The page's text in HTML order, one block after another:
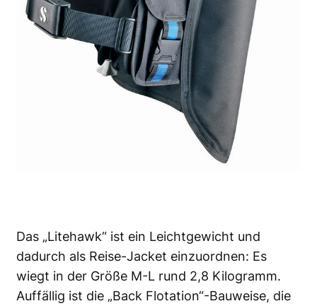
Das „Litehawk“ ist ein Leichtgewicht und
dadurch als Reise-Jacket einzuordnen: Es
wiegt in der Größe M-L rund 2,8 Kilogramm.
Auffällig ist die „Back Flotation“-Bauweise, die